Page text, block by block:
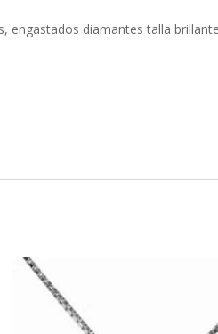
engastados diamantes talla